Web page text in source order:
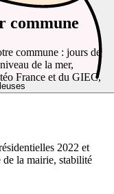
commune
commune : jours de
de la mer,
France et du GIEC,
2022 et
la mairie, stabilité